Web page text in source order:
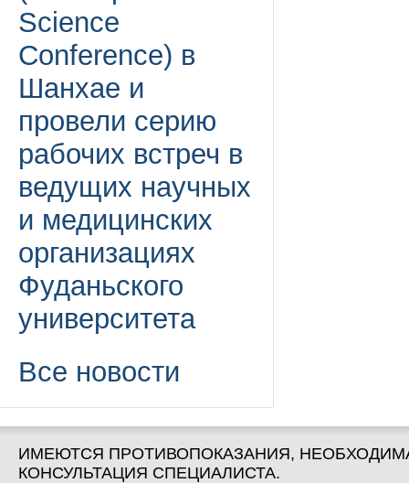
Science
Conference) в
Шанхае и
провели серию
рабочих встреч в
ведущих научных
и медицинских
организациях
Фуданьского
университета
Все новости
ИМЕЮТСЯ ПРОТИВОПОКАЗАНИЯ,
КОНСУЛЬТАЦИЯ СПЕЦИАЛИСТА.